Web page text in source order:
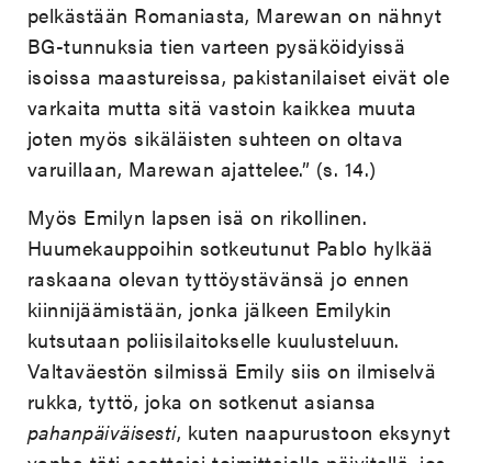
pelkästään Romaniasta, Marewan on nähnyt
BG-tunnuksia tien varteen pysäköidyissä
isoissa maastureissa, pakistanilaiset eivät ole
varkaita mutta sitä vastoin kaikkea muuta
joten myös sikäläisten suhteen on oltava
varuillaan, Marewan ajattelee.” (s. 14.)
Myös Emilyn lapsen isä on rikollinen.
Huumekauppoihin sotkeutunut Pablo hylkää
raskaana olevan tyttöystävänsä jo ennen
kiinnijäämistään, jonka jälkeen Emilykin
kutsutaan poliisilaitokselle kuulusteluun.
Valtaväestön silmissä Emily siis on ilmiselvä
rukka, tyttö, joka on sotkenut asiansa
pahanpäiväisesti, kuten naapurustoon eksynyt